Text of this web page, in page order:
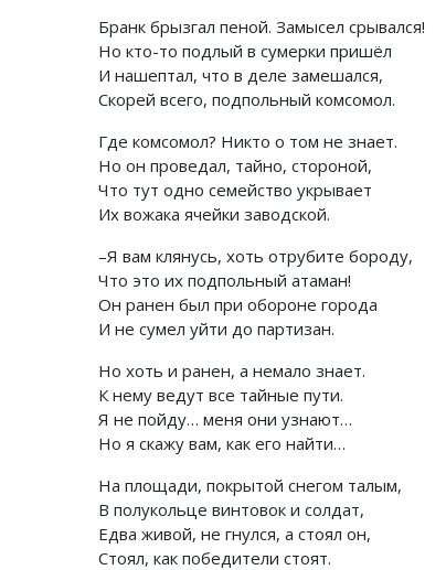
Бранк брызгал пеной. Замысел срывался!
Но кто-то подлый в сумерки пришёл
И нашептал, что в деле замешался,
Скорей всего, подпольный комсомол.
Где комсомол? Никто о том не знает.
Но он проведал, тайно, cтороной,
Что тут одно семейство укрывает
Их вожака ячейки заводской.
–Я вам клянусь, хоть отрубите бороду,
Что это их подпольный атаман!
Он ранен был при обороне города
И не сумел уйти до партизан.
Но хоть и ранен, а немало знает.
К нему ведут все тайные пути.
Я не пойду… меня они узнают…
Но я скажу вам, как его найти…
На площади, покрытой снегом талым,
В полукольце винтовок и солдат,
Едва живой, не гнулся, а стоял он,
Стоял, как победители стоят.